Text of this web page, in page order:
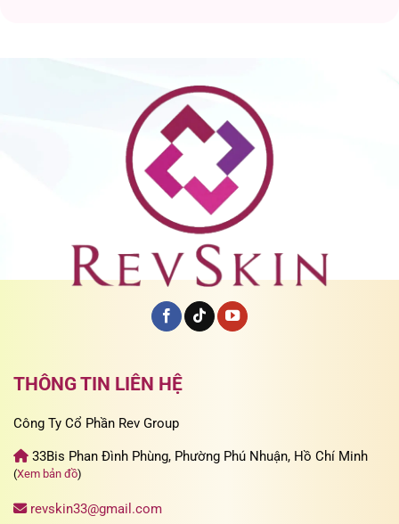
THÔNG TIN LIÊN HỆ
Công Ty Cổ Phần Rev Group
33Bis Phan Đình Phùng, Phường Phú Nhuận, Hồ Chí Minh
(Xem bản đồ)
revskin33@gmail.com